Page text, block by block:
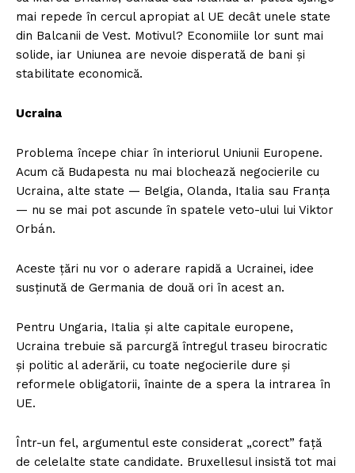
mai repede în cercul apropiat al UE decât unele state
din Balcanii de Vest. Motivul? Economiile lor sunt mai
solide, iar Uniunea are nevoie disperată de bani și
stabilitate economică.
Ucraina
Problema începe chiar în interiorul Uniunii Europene.
Acum că Budapesta nu mai blochează negocierile cu
Ucraina, alte state — Belgia, Olanda, Italia sau Franța
— nu se mai pot ascunde în spatele veto-ului lui Viktor
Orbán.
Aceste țări nu vor o aderare rapidă a Ucrainei, idee
susținută de Germania de două ori în acest an.
Pentru Ungaria, Italia și alte capitale europene,
Ucraina trebuie să parcurgă întregul traseu birocratic
și politic al aderării, cu toate negocierile dure și
reformele obligatorii, înainte de a spera la intrarea în
UE.
Într-un fel, argumentul este considerat „corect” față
de celelalte state candidate. Bruxellesul insistă tot mai